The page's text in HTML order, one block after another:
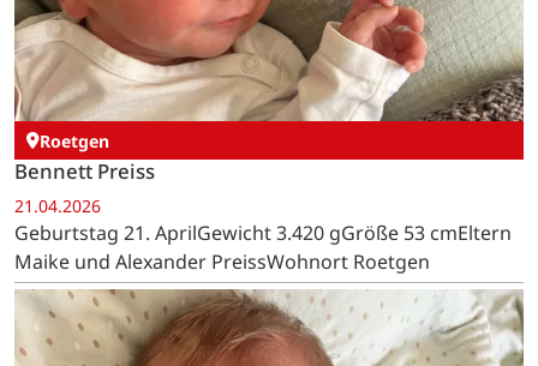
Roetgen
Bennett Preiss
21.04.2026
Geburtstag 21. AprilGewicht 3.420 gGröße 53 cmEltern
Maike und Alexander PreissWohnort Roetgen